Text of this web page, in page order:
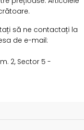
să ne contactați la
de e-mail:
2, Sector 5 -